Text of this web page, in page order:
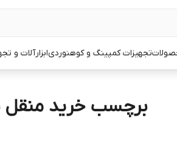
تجهیزات کمپینگ و کوهنوردیابزارآلات و
برچسب خرید منقل